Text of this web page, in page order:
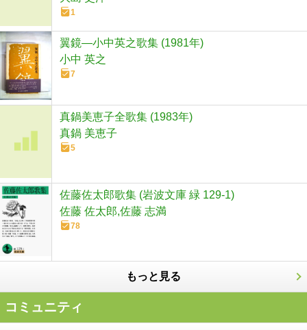
1
翼鏡―小中英之歌集 (1981年)
小中 英之
7
真鍋美恵子全歌集 (1983年)
真鍋 美恵子
5
佐藤佐太郎歌集 (岩波文庫 緑 129-1)
佐藤 佐太郎,佐藤 志満
78
もっと見る
コミュニティ